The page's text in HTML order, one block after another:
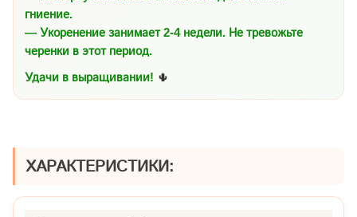
гниение.
— Укоренение занимает 2-4 недели. Не тревожьте
черенки в этот период.
Удачи в выращивании! 🌵
ХАРАКТЕРИСТИКИ: